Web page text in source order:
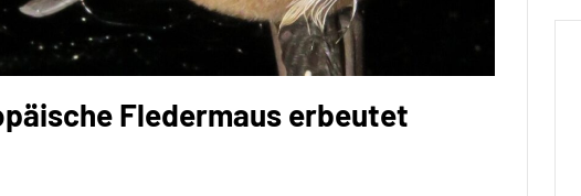
Fledermaus erbeutet